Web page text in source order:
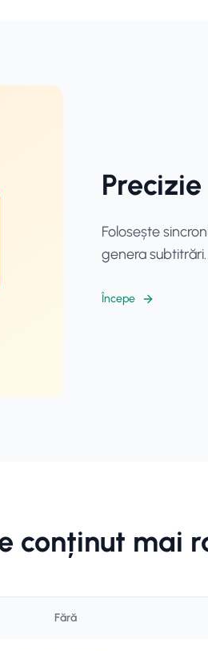
Folosește
genera subtitrări.
Începe
conținut mai
Fără